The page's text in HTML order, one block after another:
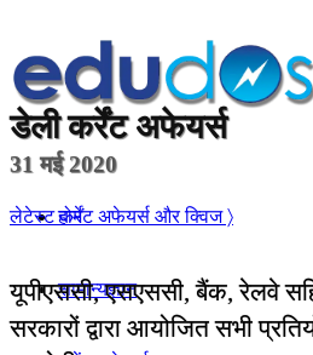
होम
सामान्यज्ञान
डेली कर्रेंट अफेयर्स
31 मई 2020
लेटेस्ट कर्रेंट अफेयर्स और क्विज 〉
यूपीएससी, एसएससी, बैंक, रेलवे
सरकारों द्वारा आयोजित सभी